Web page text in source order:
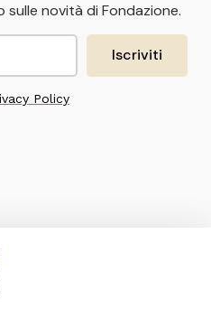
novità di Fondazione.
Policy
Iscriviti